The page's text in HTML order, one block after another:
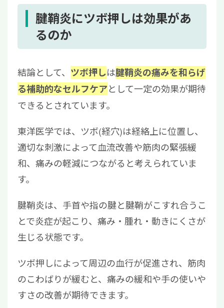
まとめ|ツボ押しは補助的に活用するのがポ
イント
腱鞘炎にツボ押しは効果があ
るのか
結論として、 ツボ押しは腱鞘炎の痛みを和らげ
る補助的なセルフケアとして一定の効果が期待
できるとされています。
東洋医学では、ツボ(経穴)は経絡上に位置し、
適切な刺激によって血流改善や筋肉の緊張緩
和、痛みの軽減につながると考えられていま
す。
腱鞘炎は、手首や指の腱と腱鞘がこすれ合うこ
とで炎症が起こり、痛み・腫れ・動きにくさが
生じる状態です。
ツボ押しによって周辺の血行が促進され、筋肉
のこわばりが緩むと、痛みの緩和や手の使いや
すさの改善が期待できます。